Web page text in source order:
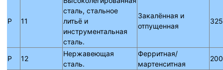
P 11
сталь, стальное
литьё и
инструментальная
сталь.
Закалённая и
отпущенная
P 12
Нержавеющая
сталь.
Ферритная/
мартенситная